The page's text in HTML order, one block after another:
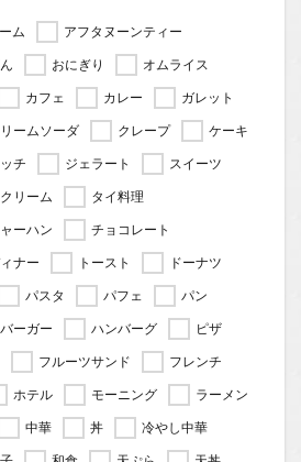
ム
アフタヌーンティー
おにぎり
オムライス
カフェ カレー
ガレット
ームソーダ クレープ
ケーキ
チ ジェラート
スイーツ
リーム
タイ料理
ーハン
チョコレート
ナー トースト
ドーナツ
パスタ パフェ
パン
ーガー ハンバーグ
ピザ
フルーツサンド
フレンチ
ホテル モーニング
ラーメン
中華 丼
冷やし中華